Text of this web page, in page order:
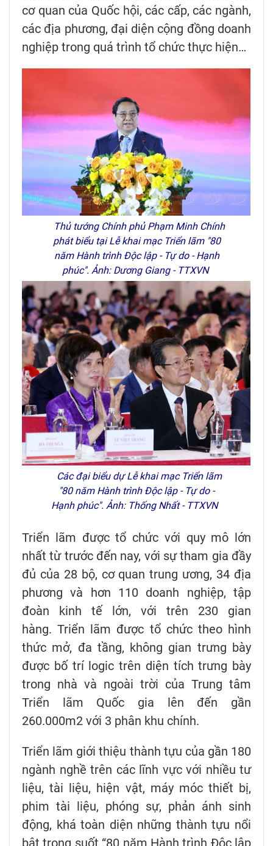
cơ quan của Quốc hội, các cấp, các ngành,
các địa phương, đại diện cộng đồng doanh
nghiệp trong quá trình tổ chức thực hiện…
Thủ tướng Chính phủ Phạm Minh Chính
phát biểu tại Lễ khai mạc Triển lãm "80
năm Hành trình Độc lập - Tự do - Hạnh
phúc". Ảnh: Dương Giang - TTXVN
Các đại biểu dự Lễ khai mạc Triển lãm
"80 năm Hành trình Độc lập - Tự do -
Hạnh phúc". Ảnh: Thống Nhất - TTXVN
Triển lãm được tổ chức với quy mô lớn
nhất từ trước đến nay, với sự tham gia đầy
đủ của 28 bộ, cơ quan trung ương, 34 địa
phương và hơn 110 doanh nghiệp, tập
đoàn kinh tế lớn, với trên 230 gian
hàng.Triển lãm được tổ chức theo hình
thức mở, đa tầng, không gian trưng bày
được bố trí logic trên diện tích trưng bày
trong nhà và ngoài trời của Trung tâm
Triển lãm Quốc gia lên đến gần
260.000m2 với 3 phân khu chính.
Triển lãm giới thiệu thành tựu của gần 180
ngành nghề trên các lĩnh vực với nhiều tư
liệu, tài liệu, hiện vật, máy móc thiết bị,
phim tài liệu, phóng sự, phản ánh sinh
động, khá toàn diện những thành tựu nổi
bật trong suốt “80 năm Hành trình Độc lập